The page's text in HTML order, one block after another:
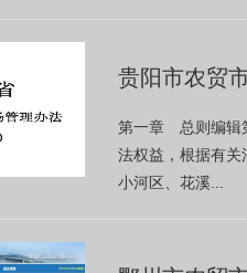
贵阳市农贸
第一章 总则编辑
法权益，根据有
小河区、花溪...